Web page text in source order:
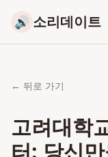
🔊 소리데이트
← 뒤로 가기
고려대학
터: 당신